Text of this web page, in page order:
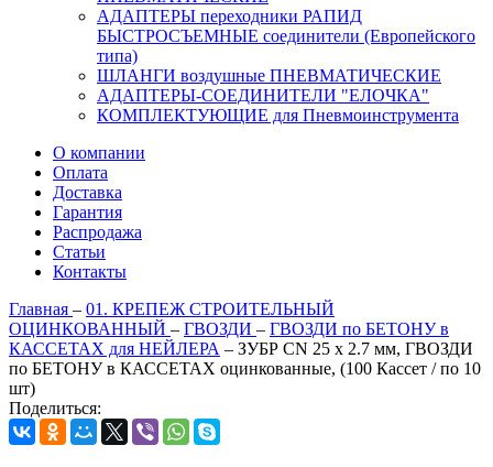
АДАПТЕРЫ переходники РАПИД
БЫСТРОСЪЕМНЫЕ соединители (Европейского
типа)
ШЛАНГИ воздушные ПНЕВМАТИЧЕСКИЕ
АДАПТЕРЫ-СОЕДИНИТЕЛИ "ЕЛОЧКА"
КОМПЛЕКТУЮЩИЕ для Пневмоинструмента
О компании
Оплата
Доставка
Гарантия
Распродажа
Статьи
Контакты
Главная – 01. КРЕПЕЖ СТРОИТЕЛЬНЫЙ
ОЦИНКОВАННЫЙ – ГВОЗДИ – ГВОЗДИ по БЕТОНУ в
КАССЕТАХ для НЕЙЛЕРА – ЗУБР CN 25 х 2.7 мм, ГВОЗДИ
по БЕТОНУ в КАССЕТАХ оцинкованные, (100 Кассет / по 10
шт)
Поделиться: